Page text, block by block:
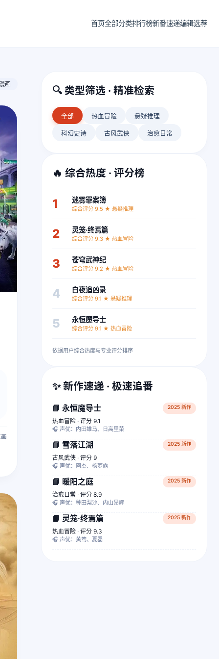
首页全部分类排行榜新番速递编辑选荐
画
🔍 类型筛选 · 精准检索
全部 热血冒险 悬疑推理
科幻史诗 古风武侠 治愈日常
🔥 综合热度 · 评分榜
1 迷雾罪案簿
综合评分 9.5 ★ 悬疑推理
2 灵笼·终焉篇
综合评分 9.3 ★ 热血冒险
3 苍穹武神纪
综合评分 9.2 ★ 热血冒险
4 白夜追凶录
综合评分 9.1 ★ 悬疑推理
5 永恒魔导士
综合评分 9.1 ★ 热血冒险
依据用户综合热度与专业评分排序
✨ 新作速递 · 极速追番
📘 永恒魔导士 2025 新作
热血冒险 · 评分 9.1
🎧 声优：内田雄马、日高里菜
📘 雪落江湖 2025 新作
古风武侠 · 评分 9
🎧 声优：阿杰、杨梦露
📘 暖阳之庭 2025 新作
治愈日常 · 评分 8.9
🎧 声优：种田梨沙、内山昂辉
📘 灵笼·终焉篇 2025 新作
热血冒险 · 评分 9.3
🎧 声优：黄莺、夏磊